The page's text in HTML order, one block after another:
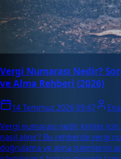
Vergi Numarası Nedir?
ve Alma Rehberi (2026)
14 Temmuz 2026 09:47
Vergi numarası nedir, kimler
nasıl alınır? Bu rehberde vergi
doğrulama ve alma işlemlerini